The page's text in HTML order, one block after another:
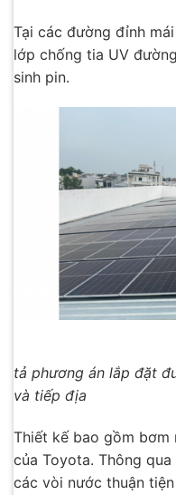
Tại các đường đỉnh
lớp chống tia UV
sinh pin.
Hình
tả phương án lắp đặt
và tiếp địa
Thiết kế bao gồm
của Toyota. Thông
các vòi nước thuận